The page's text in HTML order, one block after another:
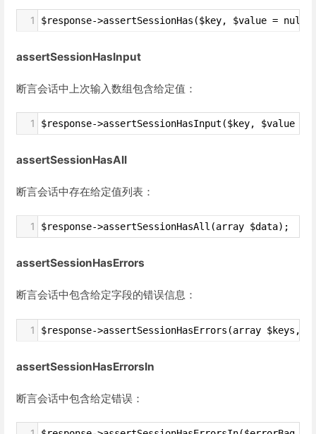
1 $response->assertSessionHas($key, $value =
assertSessionHasInput
断言会话中上次输入数组包含给定值：
1 $response->assertSessionHasInput($key, $value
assertSessionHasAll
断言会话中存在给定值列表：
1 $response->assertSessionHasAll(array $data);
assertSessionHasErrors
断言会话中包含给定字段的错误信息：
1 $response->assertSessionHasErrors(array
assertSessionHasErrorsIn
断言会话中包含给定错误：